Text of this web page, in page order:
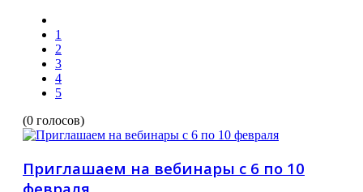
1
2
3
4
5
(0 голосов)
Приглашаем на вебинары с 6 по 10